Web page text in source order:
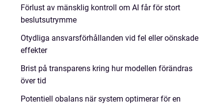
Förlust av mänsklig kontroll om AI får för stort
beslutsutrymme
Otydliga ansvarsförhållanden vid fel eller oönskade
effekter
Brist på transparens kring hur modellen förändras
över tid
Potentiell obalans när system optimerar för en